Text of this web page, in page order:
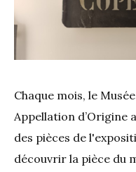
Chaque mois, le
Appellation d’Origine
des pièces de
découvrir la pièce du